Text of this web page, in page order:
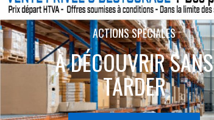
ACTIONS SPÉCIALES
À DÉCOUVRIR SANS
TARDER